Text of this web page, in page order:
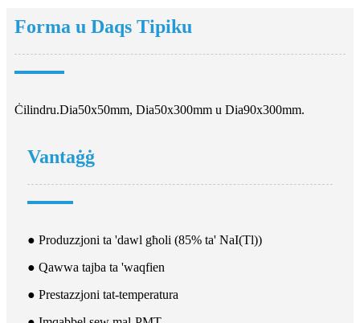
Forma u Daqs Tipiku
Ċilindru.Dia50x50mm, Dia50x300mm u Dia90x300mm.
Vantaġġ
● Produzzjoni ta 'dawl għoli (85% ta' NaI(Tl))
● Qawwa tajba ta 'waqfien
● Prestazzjoni tat-temperatura